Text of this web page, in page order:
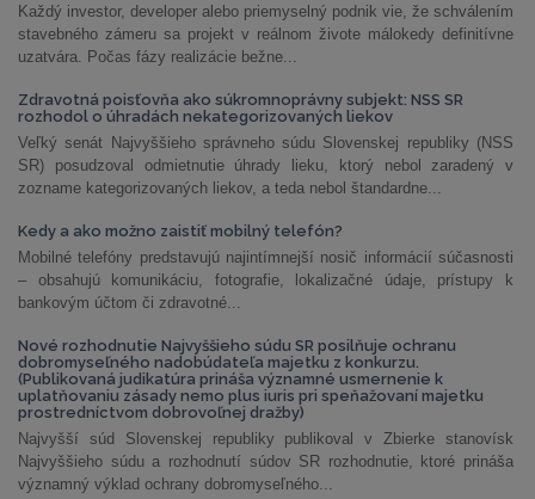
Každý investor, developer alebo priemyselný podnik vie, že schválením
stavebného zámeru sa projekt v reálnom živote málokedy definitívne
uzatvára. Počas fázy realizácie bežne...
Zdravotná poisťovňa ako súkromnoprávny subjekt: NSS SR
rozhodol o úhradách nekategorizovaných liekov
Veľký senát Najvyššieho správneho súdu Slovenskej republiky (NSS
SR) posudzoval odmietnutie úhrady lieku, ktorý nebol zaradený v
zozname kategorizovaných liekov, a teda nebol štandardne...
Kedy a ako možno zaistiť mobilný telefón?
Mobilné telefóny predstavujú najintímnejší nosič informácií súčasnosti
– obsahujú komunikáciu, fotografie, lokalizačné údaje, prístupy k
bankovým účtom či zdravotné...
Nové rozhodnutie Najvyššieho súdu SR posilňuje ochranu
dobromyseľného nadobúdateľa majetku z konkurzu.
(Publikovaná judikatúra prináša významné usmernenie k
uplatňovaniu zásady nemo plus iuris pri speňažovaní majetku
prostredníctvom dobrovoľnej dražby)
Najvyšší súd Slovenskej republiky publikoval v Zbierke stanovísk
Najvyššieho súdu a rozhodnutí súdov SR rozhodnutie, ktoré prináša
významný výklad ochrany dobromyseľného...